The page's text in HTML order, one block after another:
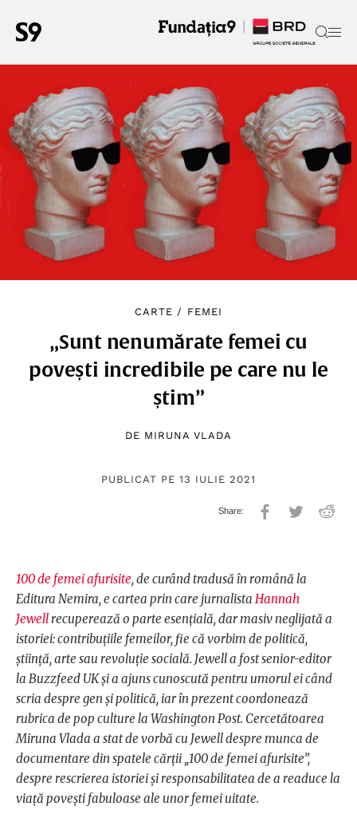
CARTE / FEMEI
„Sunt nenumărate femei cu
povești incredibile pe care nu le
știm”
DE MIRUNA VLADA
PUBLICAT PE 13 IULIE 2021
100 de femei afurisite, de curând tradusă în română la
Editura Nemira, e cartea prin care jurnalista Hannah
Jewellrecuperează o parte esențială, dar masiv neglijată a
istoriei: contribuțiile femeilor, fie că vorbim de politică,
știință, arte sau revoluție socială. Jewell a fost senior-editor
la Buzzfeed UK și a ajuns cunoscută pentru umorul ei când
scria despre gen și politică, iar în prezent coordonează
rubrica de pop culture la Washington Post. Cercetătoarea
Miruna Vlada a stat de vorbă cu Jewell despre munca de
documentare din spatele cărții „100 de femei afurisite”,
despre rescrierea istoriei și responsabilitatea de a readuce la
viață povești fabuloase ale unor femei uitate.